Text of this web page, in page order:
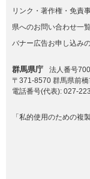
リンク・著作権・免責
県へのお問い合わせ一
バナー広告お申し込み
群馬県庁
法人番号
〒371-8570 群馬県前
電話番号(代表): 027-
「私的使用のための複